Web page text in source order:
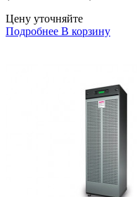
Цену уточняйте
Подробнее В корзину